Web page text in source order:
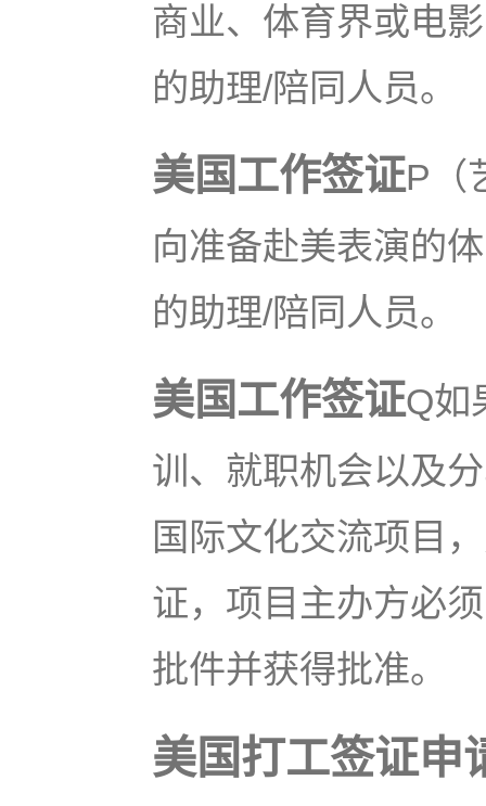
商业、体育界或电
的助理/陪同人员。
美国工作签证P（
向准备赴美表演的
的助理/陪同人员。
美国工作签证Q如
训、就职机会以及
国际文化交流项目
证，项目主办方必
批件并获得批准。
美国打工签证申